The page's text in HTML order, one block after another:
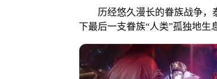
历经悠久漫长的眷族战争，泰
下最后一支眷族“人类”孤独地生